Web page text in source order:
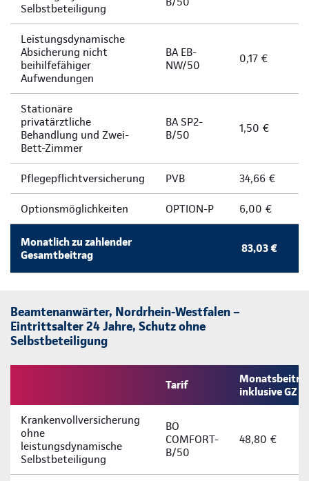
Selbstbeteiligung
Leistungsdynamische
Absicherung nicht
beihilfefähiger
Aufwendungen
BA EB-
NW/50
0,17 €
Stationäre
privatärztliche
Behandlung und Zwei-
Bett-Zimmer
BA SP2-
B/50
1,50 €
Pflegepflichtversicherung PVB 34,66 €
Optionsmöglichkeiten OPTION-P 6,00 €
Monatlich zu zahlender
Gesamtbeitrag
83,03 €
Beamtenanwärter, Nordrhein-Westfalen –
Eintrittsalter 24 Jahre, Schutz ohne
Selbstbeteiligung
Tarif
inklusive GZ
Krankenvollversicherung
ohne
leistungsdynamische
Selbstbeteiligung
BO
COMFORT-
B/50
48,80 €